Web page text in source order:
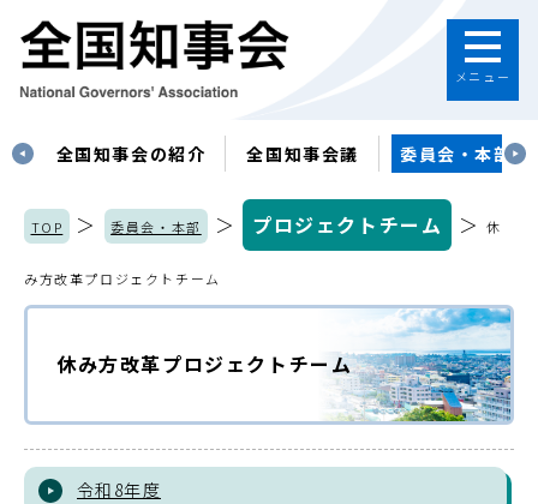
メニュー
全国知事会の紹介 全国知事会議 委員会・本部
TOP ＞ 委員会・本部 ＞ プロジェクトチーム ＞休
み方改革プロジェクトチーム
休み方改革プロジェクトチーム
令和8年度